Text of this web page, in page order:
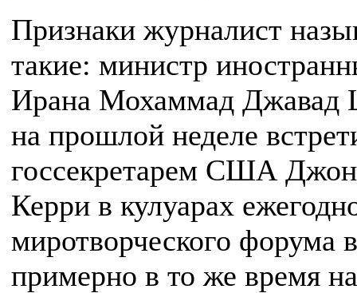
Признаки журналист
такие: министр
Ирана Мохаммад
на прошлой неделе
госсекретарем США
Керри в кулуарах
миротворческого форума
примерно в то же время